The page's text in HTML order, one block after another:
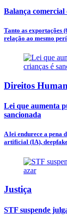
Balança
Tanto as exportações
relação ao mesmo
Direitos
Lei que aumenta
sancionada
A lei endurece a pena
artificial (IA),
Justiça
STF suspende